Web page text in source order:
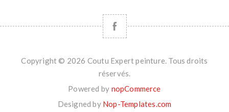
Copyright © 2026 Coutu Expert peinture. Tous droits
réservés.
Powered by nopCommerce
Designed by Nop-Templates.com